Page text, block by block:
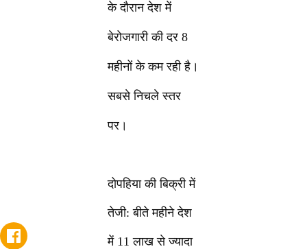
के दौरान देश में
बेरोजगारी की दर 8
महीनों के कम रही है।
सबसे निचले स्तर
पर।
दोपहिया की बिक्री में
तेजी: बीते महीने देश
में 11 लाख से ज्यादा